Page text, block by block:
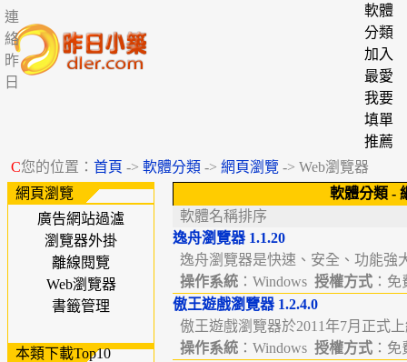
連
絡
昨
日
軟體
分類
加入
最愛
我要
填單
推薦
C您的位置： 首頁 -> 軟體分類 -> 網頁瀏覽 -> Web瀏覽器
網頁瀏覽
廣告網站過瀘
瀏覽器外掛
離線閱覽
Web瀏覽器
書籤管理
本類下載Top10
軟體分類-
軟體名稱排序
逸舟瀏覽器 1.1.20
逸舟瀏覽器是快速、安全、功能
操作系統 ：Windows 授權方式 ：
傲王遊戲瀏覽器 1.2.4.0
傲王遊戲瀏覽器於2011年7月正式
操作系統 ：Windows 授權方式 ：